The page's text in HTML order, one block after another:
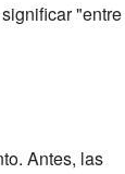
"entre
Antes, las